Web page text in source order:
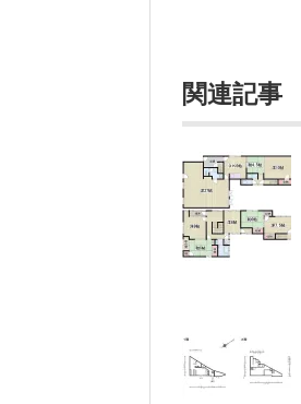
関連記事